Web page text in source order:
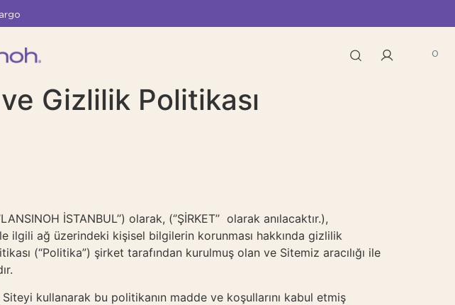
0
Gizlilik Politikası
İSTANBUL’’) olarak, (‘’ŞİRKET’’ olarak anılacaktır.),
ilgili ağ üzerindeki kişisel bilgilerin korunması hakkında gizlilik
(“Politika”) şirket tarafından kurulmuş olan ve Sitemiz aracılığı ile
kullanarak bu politikanın madde ve koşullarını kabul etmiş